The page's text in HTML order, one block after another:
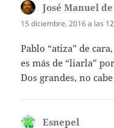
José Manuel
15 diciembre, 2016 a las
Pablo “atiza” de
es más de “liarla”
Dos grandes, no
Esnepel